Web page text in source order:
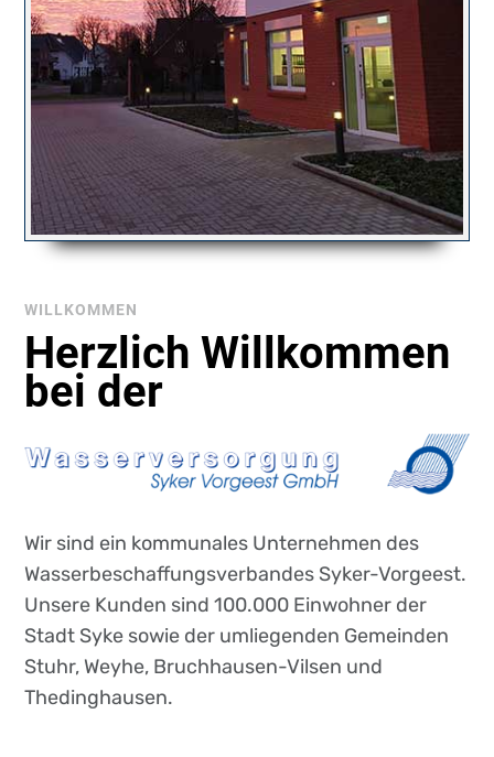
WILLKOMMEN
Herzlich Willkommen
bei der
Wir sind ein kommunales Unternehmen des
Wasserbeschaffungsverbandes Syker-Vorgeest.
Unsere Kunden sind 100.000 Einwohner der
Stadt Syke sowie der umliegenden Gemeinden
Stuhr, Weyhe, Bruchhausen-Vilsen und
Thedinghausen.